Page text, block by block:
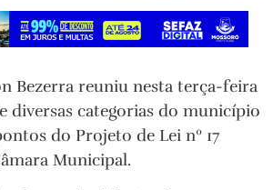
Bezerra reuniu nesta terça-feira
diversas categorias do município
do Projeto de Lei nº 17
Municipal.